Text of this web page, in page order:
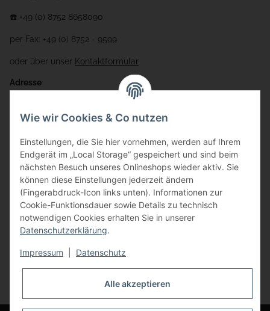
☎️ +49 (0) 8752 8658090
per Fax: +49 (0) 8752 - 9599
oder über unser Kontaktformular
Adresse
Gewerbering 17
84072 Au i.d. Hallertau
info@bauer-tore.de
Vertrag widerrufen
* Alle Preise inkl. gesetzlicher USt., zzgl.Versand
Wie wir Cookies & Co nutzen
Einstellungen, die Sie hier vornehmen, werden auf Ihrem
Endgerät im „Local Storage“ gespeichert und sind beim
nächsten Besuch unseres Onlineshops wieder aktiv. Sie
können diese Einstellungen jederzeit ändern
(Fingerabdruck-Icon links unten). Informationen zur
Cookie-Funktionsdauer sowie Details zu technisch
notwendigen Cookies erhalten Sie in unserer
Datenschutzerklärung.
Impressum Datenschutz
Alle akzeptieren